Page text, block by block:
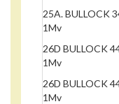
25A. BULLOCK
1Mv
26D BULLOCK
1Mv
26D BULLOCK
1Mv